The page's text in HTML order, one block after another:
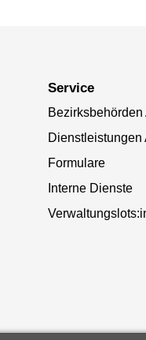
Service
Bezirksbehörden
Dienstleistungen
Formulare
Interne Dienste